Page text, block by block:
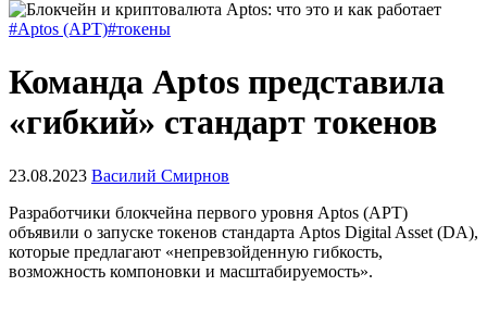
#Aptos (APT)#токены
Команда Aptos представила
«гибкий» стандарт токенов
23.08.2023 Василий Смирнов
Разработчики блокчейна первого уровня Aptos (APT)
объявили о запуске токенов стандарта Aptos Digital Asset (DA),
которые предлагают «непревзойденную гибкость,
возможность компоновки и масштабируемость».